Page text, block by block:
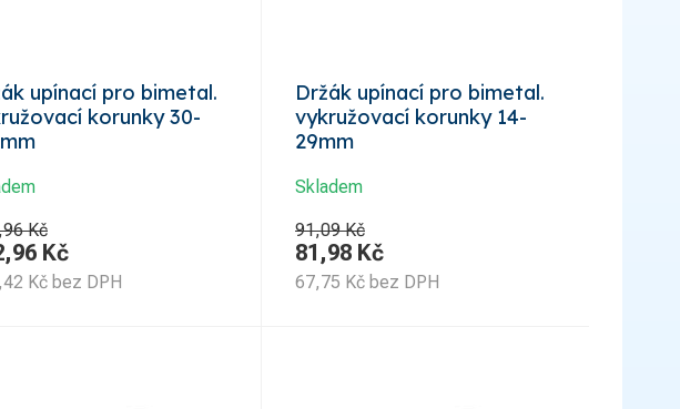
upínací pro bimetal.
korunky 30-
Kč
Kč
Kč bez DPH
Držák upínací pro bimetal.
vykružovací korunky 14-
29mm
Skladem
91,09 Kč
81,98 Kč
67,75 Kč bez DPH